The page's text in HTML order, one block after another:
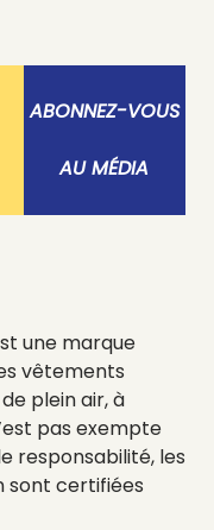
ABONNEZ-VOUS
AU MÉDIA
une marque
vêtements
plein air, à
pas exempte
responsabilité, les
sont certifiées